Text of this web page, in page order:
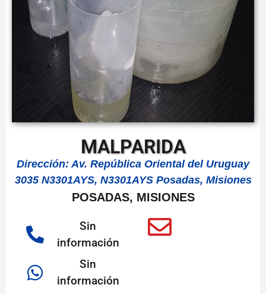
MALPARIDA
Dirección: Av. República Oriental del Uruguay
3035 N3301AYS, N3301AYS Posadas, Misiones
POSADAS, MISIONES
Sin
información
Sin
información